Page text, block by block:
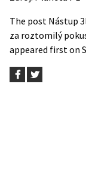
The post Nástup
za roztomilý
appeared first on